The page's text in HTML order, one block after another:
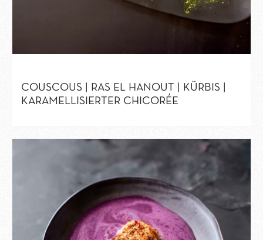
COUSCOUS | RAS EL HANOUT | KÜRBIS |
KARAMELLISIERTER CHICORÉE